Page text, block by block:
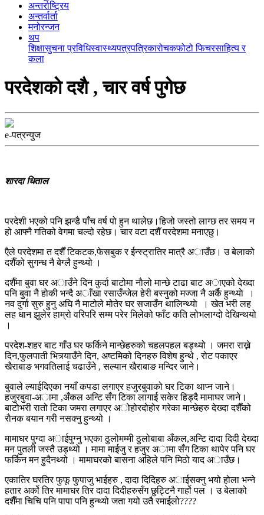
अन्तर्राष्ट्रिय
अन्तर्वार्ता
मनोरन्जन
थप
शिक्षासुचना प्रविधिस्वास्थ्यपत्रपत्रिकारोचकफोटो फिचरसाहित्य र
कला
परदेशकाे दशै , चार वर्ष पुगेछ
e-पत्रन्युज
शारदा धिताल
परदेशी भएको पनि झन्डै पाँच वर्ष पो हुन थालेछ।हिजो जस्तो लाग्छ तर समय न
हो आफ्नै गतिको वेगमा चल्दो रहेछ। चार वटा दशैँ परदेशमा मनाएछु।
एैले परदेशमा त दशैँ टिकटक,फेसबुक र ईन्स्ट्रातिर मात्रै अाउँछ। उ बेलाको
दशैँको सुगन्ध नै बेग्लै हुन्थ्यो ।
दशैँमा बुवा घर अाउँने दिन कुर्दा बाटोमा नाैलो मान्छे टाढा बाट अाएको देख्दा
पनि बुवा नै होकी भन्दै अाँखा रसाउँन्जेल हेरी बस्नुको मज्जा नै अर्कै हुन्थ्याे ।
नव दुर्गा सुरु हुनु अघि नै माटोले मोतेर घर सजाउँन थालिन्थ्याे । खेत भरी लह
लह धान झुलेर हाम्रो वरिपरि सम्म परेर मिलेको फाँट कति लोभलाग्दो देखिन्थयो
।
परदेश-शहर बाट गाँउ घर फर्किने मान्छेहरुको चहलपहल बड्थ्यो । जमरा राख्ने
दिन,फुलपाती भित्र्याउँने दिन, अष्टमिको दिनहरु विशेष हुन्थे , रोट पकाएर
खैराबाङ भगवतिलाई चढाउँने , सल्यान खैराबाङ मन्दिर जाने।
बुवाले ल्याईदिएका नयाँ कपडा लगाएर हजुरबुवाको घर टिका थाप्न जाने।
हजुरबुवा-अामा ,अँकल अन्टि सँग टिका लागाई सकेर हिड्दै मामाघर जाने।
बाटोभरी रातो टिका जमरा लगाएर अोहोरदोहोर गरेका मान्छेहरु देख्दा दशैँको
राैनक बयान गरी नसक्नु हुन्थ्यो ।
मामाघर पुग्दा अाईपुग्नु भएका ठुलोमम्मी ठुलोबाबा अँकल,अन्टि दादा दिदी देख्दा
मन पुतली जस्तै उड्थ्यो । मामा माईजु र हजुर अामा सँग टिका थापेर पनि घर
फर्किन मन हुदैनथ्यो । मामाघरको बासना अहिले पनि मिठो याद अाउँछ।
एकातिर घरतिर फुफू फुपाजु भाईहरु , दादा दिदिहरु अाईसक्नु भयो होला भन्ने
हतार अर्को तिर मामाघर तिर दादा दिदीहरुसँग छुट्टिनै गार्हो पल । उ बेलाको
दशैँमा चिचि पनि पापा पनि हुन्थ्यो जता गयो उतै रमाईलो????